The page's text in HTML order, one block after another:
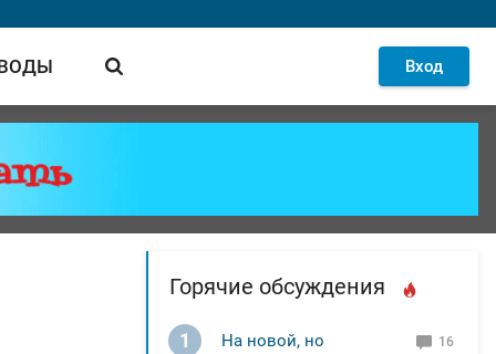
Вход
Горячие обсуждения
1
На новой, но
16